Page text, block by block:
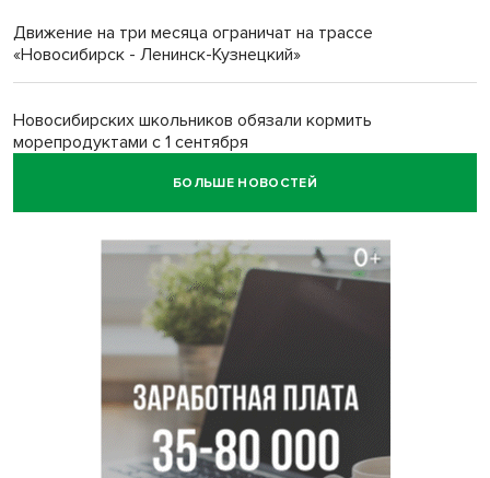
Движение на три месяца ограничат на трассе
«Новосибирск - Ленинск-Кузнецкий»
Новосибирских школьников обязали кормить
морепродуктами с 1 сентября
Июль-2026 вошел в топ-6 самых жарких за все время
Секрет при выборе макарон раскрыла новосибирцам
эксперт Ольга Широкова
Перец-змея вырос в огороде жительницы
Полная программа празднования Дня физкультурника
БОЛЬШЕ НОВОСТЕЙ